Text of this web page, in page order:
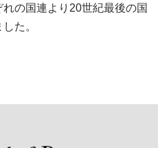
の国連より20世紀最後の国
た。